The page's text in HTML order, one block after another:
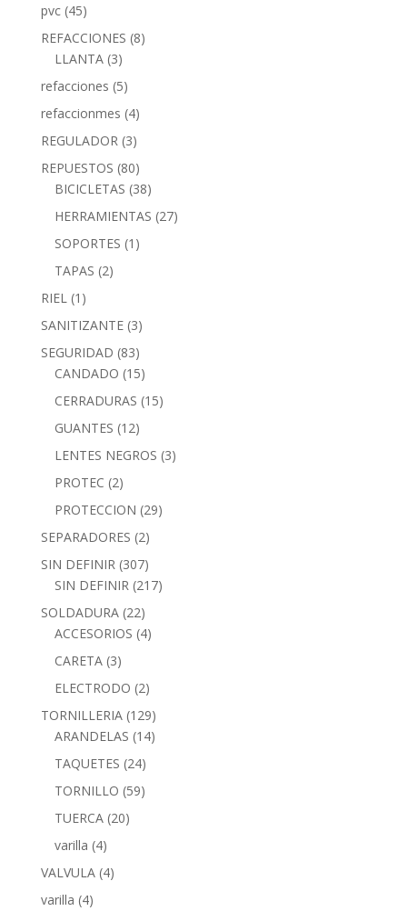
pvc (45)
REFACCIONES (8)
LLANTA (3)
refacciones (5)
refaccionmes (4)
REGULADOR (3)
REPUESTOS (80)
BICICLETAS (38)
HERRAMIENTAS (27)
SOPORTES (1)
TAPAS (2)
RIEL (1)
SANITIZANTE (3)
SEGURIDAD (83)
CANDADO (15)
CERRADURAS (15)
GUANTES (12)
LENTES NEGROS (3)
PROTEC (2)
PROTECCION (29)
SEPARADORES (2)
SIN DEFINIR (307)
SIN DEFINIR (217)
SOLDADURA (22)
ACCESORIOS (4)
CARETA (3)
ELECTRODO (2)
TORNILLERIA (129)
ARANDELAS (14)
TAQUETES (24)
TORNILLO (59)
TUERCA (20)
varilla (4)
VALVULA (4)
varilla (4)